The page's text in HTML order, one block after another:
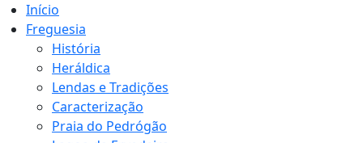
Início
Freguesia
História
Heráldica
Lendas e Tradições
Caracterização
Praia do Pedrógão